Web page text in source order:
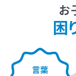
お
困